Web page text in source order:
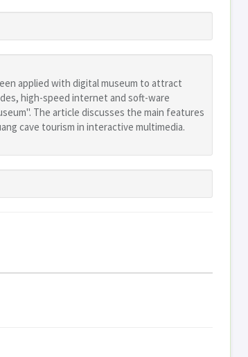
applied with digital museum to attract
high-speed internet and soft-ware
The article discusses the main features
cave tourism in interactive multimedia.